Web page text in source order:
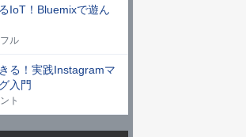
IoT！Bluemixで遊ん
ル
る！実践Instagramマ
入門
ト